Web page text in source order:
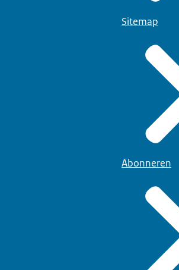
Sitemap
Abonneren